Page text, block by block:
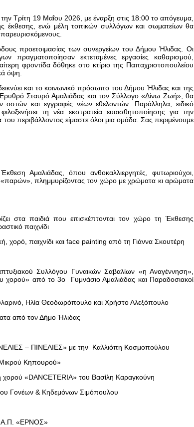
την Τρίτη 19 Μαΐου 2026, με έναρξη στις 18:00 το απόγευμα,
έκθεσης, ενώ μέλη τοπικών συλλόγων και σωματείων θα
προετοιμασίας των συνεργείων του Δήμου Ήλιδας. Οι
πραγματοποίησαν εκτεταμένες εργασίες καθαρισμού,
φροντίδα δόθηκε στο κτίριο της Παπαχριστοπουλείου
όψη.
και το κοινωνικό πρόσωπο του Δήμου Ήλιδας και της
Σταυρό Αμαλιάδας και τον Σύλλογο «Δίνω Ζωή», θα
και εγγραφές νέων εθελοντών. Παράλληλα, ειδικό
τη νέα εκστρατεία ευαισθητοποίησης για την
περιβάλλοντος είμαστε όλοι μια ομάδα. Σας περιμένουμε
Αμαλιάδας, όπου ανθοκαλλιεργητές, φυτωριούχοι,
πλημμυρίζοντας τον χώρο με χρώματα κι αρώματα
στα παιδιά που επισκέπτονται τον χώρο τη Έκθεσης
παιχνίδι
χορό, παιχνίδι και face painting από τη Γιάννα Σκουτέρη
Συλλόγου Γυναικών Σαβαλίων «η Αναγέννηση»,
από το 3ο Γυμνάσιο Αμαλιάδας και Παραδοσιακοί
Ηλία Θεοδωρόπουλο και Χρήστο Αλεξόπουλο
από τον Δήμο Ήλιδας
– ΠΙΝΕΛΙΕΣ» με την Καλλιόπη Κοσμοπούλου
Κηπουρού»
«DANCETERIA» του Βασίλη Καραγκούνη
Γονέων & Κηδεμόνων Σιμόπουλου
«ΕΡΝΟΣ»